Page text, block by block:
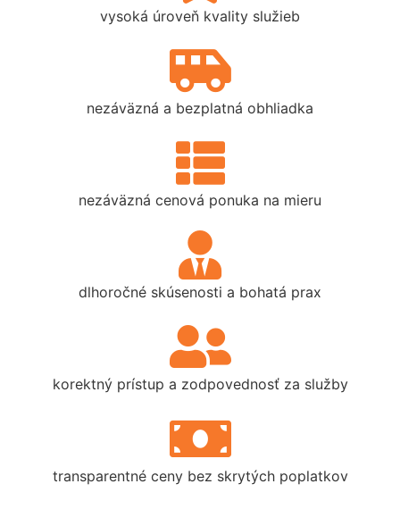
vysoká úroveň kvality služieb
nezáväzná a bezplatná obhliadka
nezáväzná cenová ponuka na mieru
dlhoročné skúsenosti a bohatá prax
korektný prístup a zodpovednosť za služby
transparentné ceny bez skrytých poplatkov